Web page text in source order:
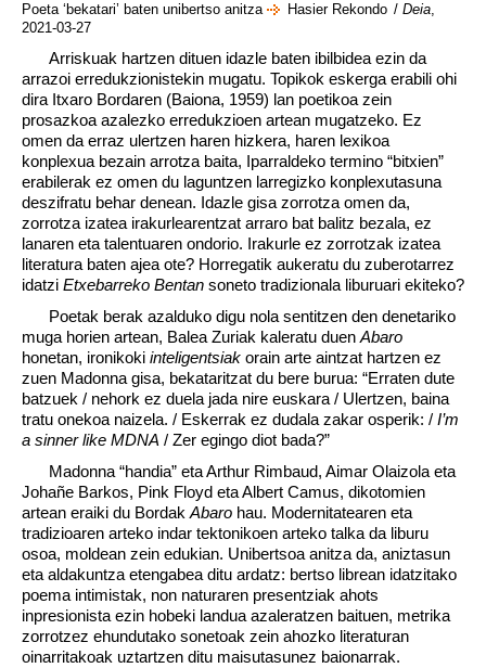
Poeta ‘bekatari’ baten unibertso anitza Hasier Rekondo / Deia,
2021-03-27
Arriskuak hartzen dituen idazle baten ibilbidea ezin da
arrazoi erredukzionistekin mugatu. Topikok eskerga erabili ohi
dira Itxaro Bordaren (Baiona, 1959) lan poetikoa zein
prosazkoa azalezko erredukzioen artean mugatzeko. Ez
omen da erraz ulertzen haren hizkera, haren lexikoa
konplexua bezain arrotza baita, Iparraldeko termino “bitxien”
erabilerak ez omen du laguntzen larregizko konplexutasuna
deszifratu behar denean. Idazle gisa zorrotza omen da,
zorrotza izatea irakurlearentzat arraro bat balitz bezala, ez
lanaren eta talentuaren ondorio. Irakurle ez zorrotzak izatea
literatura baten ajea ote? Horregatik aukeratu du zuberotarrez
idatzi Etxebarreko Bentan soneto tradizionala liburuari ekiteko?
Poetak berak azalduko digu nola sentitzen den denetariko
muga horien artean, Balea Zuriak kaleratu duenAbaro
honetan, ironikoki inteligentsiak orain arte aintzat hartzen ez
zuen Madonna gisa, bekataritzat du bere burua: “Erraten dute
batzuek / nehork ez duela jada nire euskara / Ulertzen, baina
tratu onekoa naizela. / Eskerrak ez dudala zakar osperik: / I’m
a sinner like MDNA / Zer egingo diot bada?”
Madonna “handia” eta Arthur Rimbaud, Aimar Olaizola eta
Johañe Barkos, Pink Floyd eta Albert Camus, dikotomien
artean eraiki du BordakAbaro hau. Modernitatearen eta
tradizioaren arteko indar tektonikoen arteko talka da liburu
osoa, moldean zein edukian. Unibertsoa anitza da, aniztasun
eta aldakuntza etengabea ditu ardatz: bertso librean idatzitako
poema intimistak, non naturaren presentziak ahots
inpresionista ezin hobeki landua azaleratzen baituen, metrika
zorrotzez ehundutako sonetoak zein ahozko literaturan
oinarritakoak uztartzen ditu maisutasunez baionarrak.